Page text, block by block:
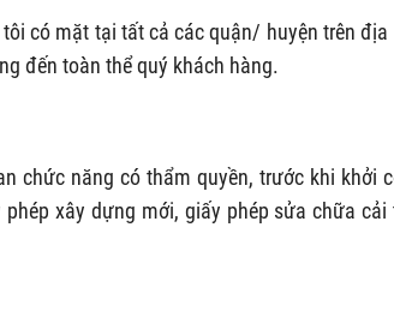
có mặt tại tất cả các quận/ huyện trên địa
đến toàn thể quý khách hàng.
chức năng có thẩm quyền, trước khi khởi
xây dựng mới, giấy phép sửa chữa cải